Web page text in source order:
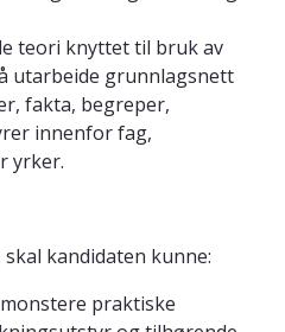
teori knyttet til bruk av
utarbeide grunnlagsnett
fakta, begreper,
innenfor fag,
yrker.
kandidaten kunne:
praktiske